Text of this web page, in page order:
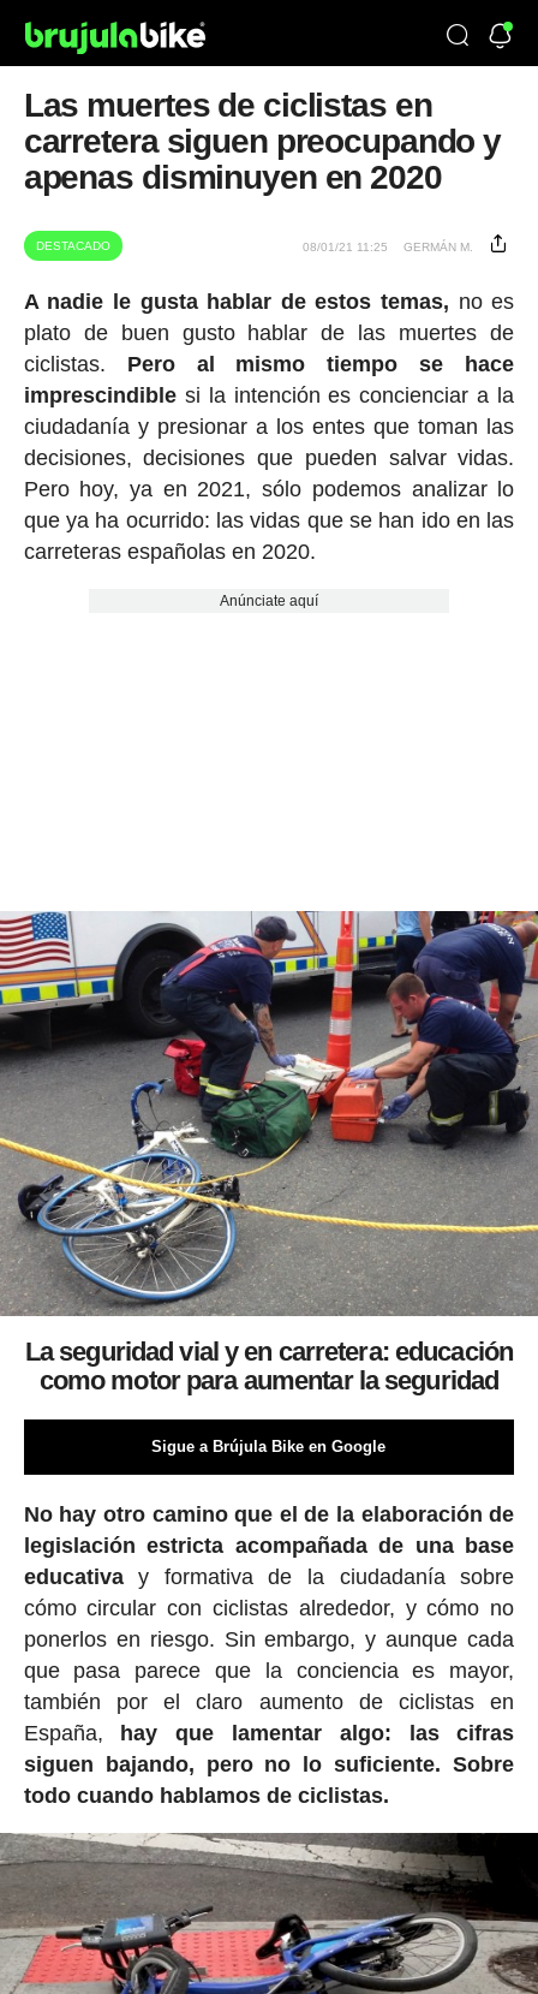
Las muertes de ciclistas en
carretera siguen preocupando y
apenas disminuyen en 2020
DESTACADO 08/01/21 11:25 GERMÁN M.
A nadie le gusta hablar de estos temas, no es
plato de buen gusto hablar de las muertes de
ciclistas. Pero al mismo tiempo se hace
imprescindiblesi la intención es concienciar a la
ciudadanía y presionar a los entes que toman las
decisiones, decisiones que pueden salvar vidas.
Pero hoy, ya en 2021, sólo podemos analizar lo
que ya ha ocurrido: las vidas que se han ido en las
carreteras españolas en 2020.
Anúnciate aquí
La seguridad vial y en carretera: educación
como motor para aumentar la seguridad
Sigue a Brújula Bike en Google
No hay otro camino que el de la elaboración de
legislación estricta acompañada de una base
educativay formativa de la ciudadanía sobre
cómo circular con ciclistas alrededor, y cómo no
ponerlos en riesgo. Sin embargo, y aunque cada
que pasa parece que la conciencia es mayor,
también por el claro aumento de ciclistas en
España,
hay que lamentar algo: las cifras
siguen bajando, pero no lo suficiente. Sobre
todo cuando hablamos de ciclistas.